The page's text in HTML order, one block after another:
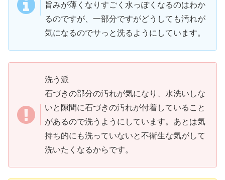
旨みが薄くなりすごく水っぽくなるのはわか
るのですが、一部分ですがどうしても汚れが
気になるのでサっと洗るようにしています。
洗う派
石づきの部分の汚れが気になり、水洗いしな
いと隙間に石づきの汚れが付着していること
があるので洗うようにしています。あとは気
持ち的にも洗っていないと不衛生な気がして
洗いたくなるからです。